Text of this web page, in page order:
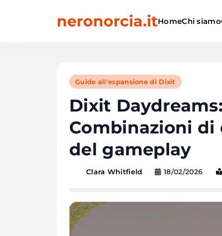
neronorcia.itHomeChi siamo
Guide all'espansione di Dixit
Dixit
Combinazioni
del gameplay
Clara Whitfield 18/02/2026